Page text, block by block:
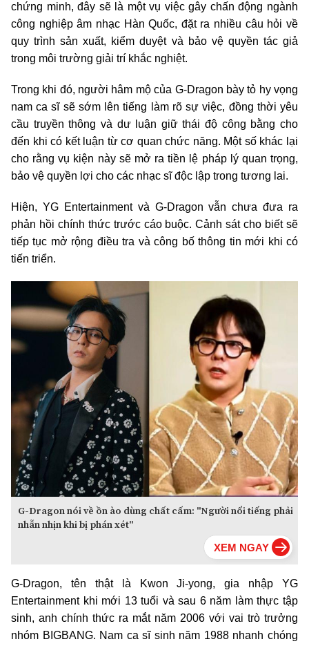
chứng minh, đây sẽ là một vụ việc gây chấn động ngành
công nghiệp âm nhạc Hàn Quốc, đặt ra nhiều câu hỏi về
quy trình sản xuất, kiểm duyệt và bảo vệ quyền tác giả
trong môi trường giải trí khắc nghiệt.
Trong khi đó, người hâm mộ của G-Dragon bày tỏ hy vọng
nam ca sĩ sẽ sớm lên tiếng làm rõ sự việc, đồng thời yêu
cầu truyền thông và dư luận giữ thái độ công bằng cho
đến khi có kết luận từ cơ quan chức năng. Một số khác lại
cho rằng vụ kiện này sẽ mở ra tiền lệ pháp lý quan trọng,
bảo vệ quyền lợi cho các nhạc sĩ độc lập trong tương lai.
Hiện, YG Entertainment và G-Dragon vẫn chưa đưa ra
phản hồi chính thức trước cáo buộc. Cảnh sát cho biết sẽ
tiếp tục mở rộng điều tra và công bố thông tin mới khi có
tiến triển.
G-Dragon nói về ồn ào dùng chất cấm: "Người nổi tiếng phải
nhẫn nhịn khi bị phán xét"
G-Dragon, tên thật là Kwon Ji-yong, gia nhập YG
Entertainment khi mới 13 tuổi và sau 6 năm làm thực tập
sinh, anh chính thức ra mắt năm 2006 với vai trò trưởng
nhóm BIGBANG. Nam ca sĩ sinh năm 1988 nhanh chóng